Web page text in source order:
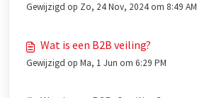
Gewijzigd op Zo, 24 Nov, 2024 om 8:49 AM
Wat is een B2B veiling?
Gewijzigd op Ma, 1 Jun om 6:29 PM